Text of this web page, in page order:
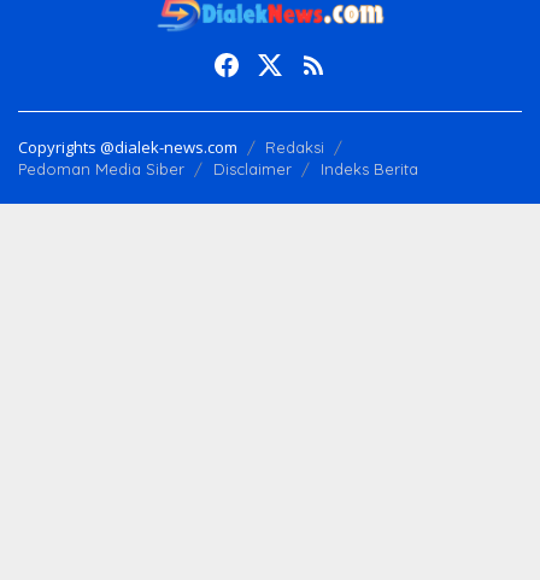
Copyrights @dialek-news.com
Redaksi
Pedoman Media Siber
Disclaimer Indeks Berita